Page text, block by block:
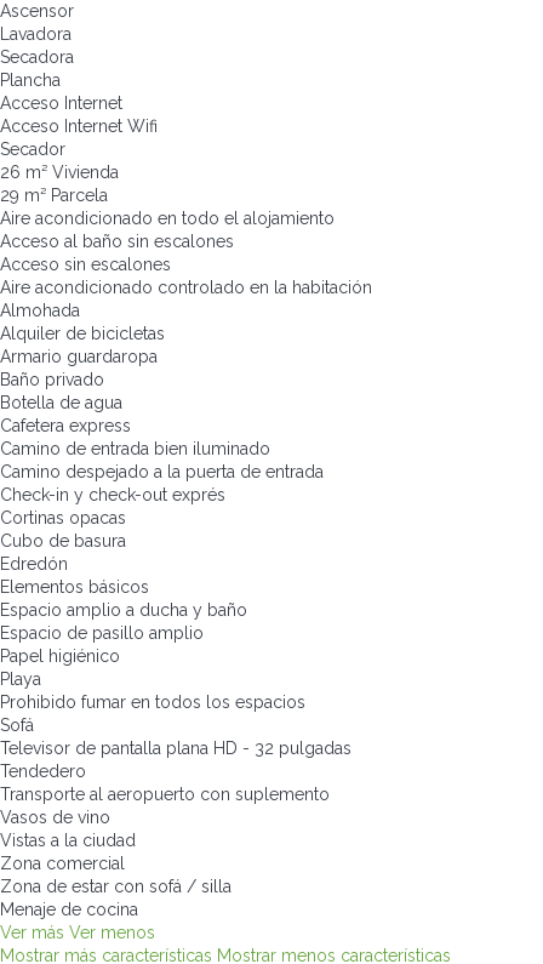
Ascensor
Lavadora
Secadora
Plancha
Acceso Internet
Acceso Internet Wifi
Secador
26 m² Vivienda
29 m² Parcela
Aire acondicionado en todo el alojamiento
Acceso al baño sin escalones
Acceso sin escalones
Aire acondicionado controlado en la habitación
Almohada
Alquiler de bicicletas
Armario guardaropa
Baño privado
Botella de agua
Cafetera express
Camino de entrada bien iluminado
Camino despejado a la puerta de entrada
Check-in y check-out exprés
Cortinas opacas
Cubo de basura
Edredón
Elementos básicos
Espacio amplio a ducha y baño
Espacio de pasillo amplio
Papel higiénico
Playa
Prohibido fumar en todos los espacios
Sofá
Televisor de pantalla plana HD - 32 pulgadas
Tendedero
Transporte al aeropuerto con suplemento
Vasos de vino
Vistas a la ciudad
Zona comercial
Zona de estar con sofá / silla
Menaje de cocina
Ver más Ver menos
Mostrar más características Mostrar menos características